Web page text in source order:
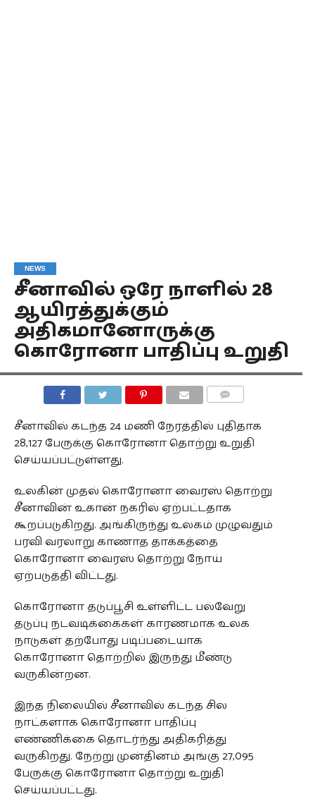
NEWS
சீனாவில் ஒரே நாளில் 28
ஆயிரத்துக்கும்
அதிகமானோருக்கு
கொரோனா பாதிப்பு உறுதி
சீனாவில் கடந்த 24 மணி நேரத்தில் புதிதாக
28,127 பேருக்கு கொரோனா தொற்று உறுதி
செய்யப்பட்டுள்ளது.
உலகின் முதல் கொரோனா வைரஸ் தொற்று
சீனாவின் உகான் நகரில் ஏற்பட்டதாக
கூறப்படுகிறது. அங்கிருந்து உலகம் முழுவதும்
பரவி வரலாறு காணாத தாக்கத்தை
கொரோனா வைரஸ் தொற்று நோய்
ஏற்படுத்தி விட்டது.
கொரோனா தடுப்பூசி உள்ளிட்ட பல்வேறு
தடுப்பு நடவடிக்கைகள் காரணமாக உலக
நாடுகள் தற்போது படிப்படையாக
கொரோனா தொற்றில் இருந்து மீண்டு
வருகின்றன.
இந்த நிலையில் சீனாவில் கடந்த சில
நாட்களாக கொரோனா பாதிப்பு
எண்ணிக்கை தொடர்ந்து அதிகரித்து
வருகிறது. நேற்று முன்தினம் அங்கு 27,095
பேருக்கு கொரோனா தொற்று உறுதி
செய்யப்பட்டது.